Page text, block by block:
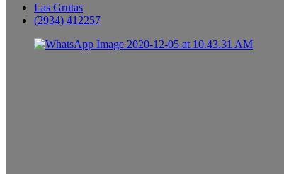
Las Grutas
(2934) 412257